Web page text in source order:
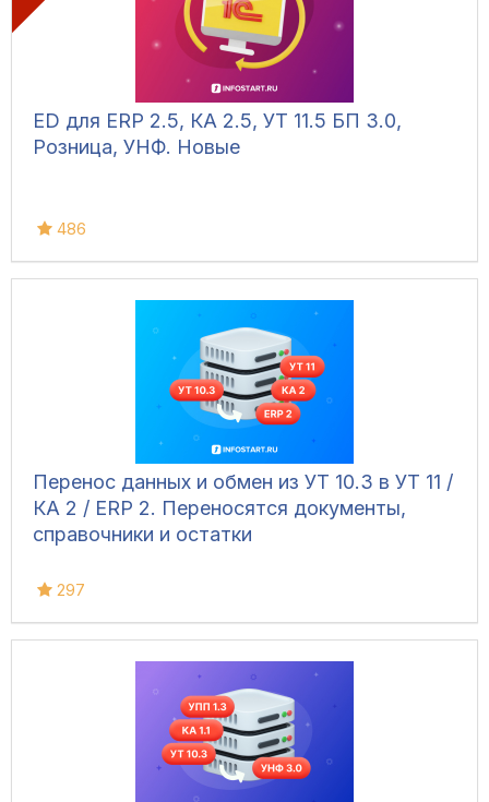
ED для ERP 2.5, КА 2.5, УТ 11.5 БП 3.0,
Розница, УНФ. Новые
486
Перенос данных и обмен из УТ 10.3 в УТ 11 /
КА 2 / ERP 2. Переносятся документы,
справочники и остатки
297